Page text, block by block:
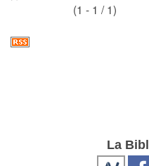
(1 - 1 / 1)
La